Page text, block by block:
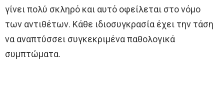
γίνει πολύ σκληρό και αυτό οφείλεται στο νόμο
των αντιθέτων. Κάθε ιδιοσυγκρασία έχει την τάση
να αναπτύσσει συγκεκριμένα παθολογικά
συμπτώματα.